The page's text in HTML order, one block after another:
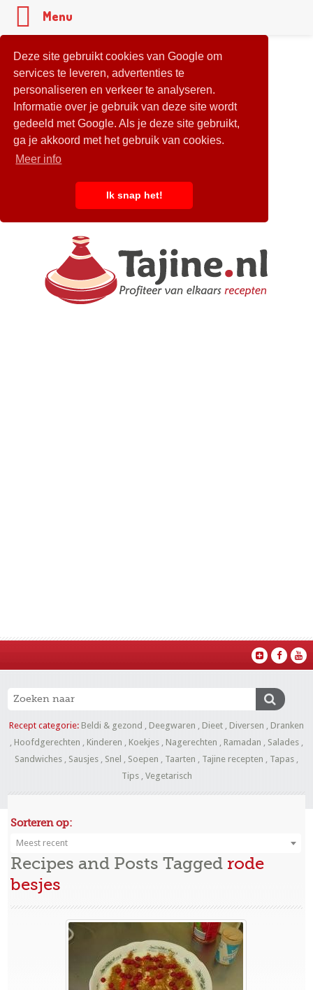
Deze site gebruikt cookies van Google om
services te leveren, advertenties te
personaliseren en verkeer te analyseren.
Informatie over je gebruik van deze site wordt
gedeeld met Google. Als je deze site gebruikt,
ga je akkoord met het gebruik van cookies.
Meer info
Ik snap het!
Recept categorie: Beldi & gezond , Deegwaren , Dieet , Diversen , Dranken
, Hoofdgerechten , Kinderen , Koekjes , Nagerechten , Ramadan , Salades ,
Sandwiches , Sausjes , Snel , Soepen , Taarten , Tajine recepten , Tapas ,
Tips, Vegetarisch
Sorteren op:
Meest recent
Recipes and Posts Tagged rode
besjes
Menu